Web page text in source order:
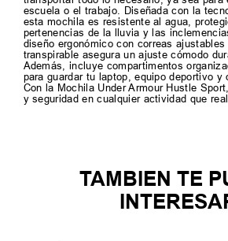
escuela o el trabajo. Diseñada con la
esta mochila es resistente al agua,
pertenencias de la lluvia y las
diseño ergonómico con correas
transpirable asegura un ajuste cómodo
Además, incluye compartimentos
para guardar tu laptop, equipo deportivo y
Con la Mochila Under Armour Hustle
y seguridad en cualquier actividad que
TAMBIEN TE